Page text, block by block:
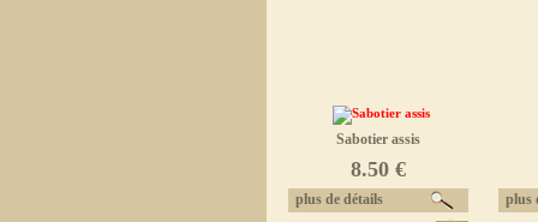
Sabotier assis
8.50 €
plus de détails
plus